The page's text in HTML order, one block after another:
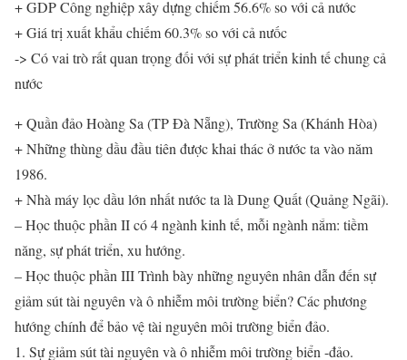
+ GDP Công nghiệp xây dựng chiếm 56.6% so với cả nước
+ Giá trị xuất khẩu chiếm 60.3% so với cả nưốc
-> Có vai trò rất quan trọng đối với sự phát triển kinh tế chung cả
nước
+ Quần đảo Hoàng Sa (TP Đà Nẵng), Trường Sa (Khánh Hòa)
+ Những thùng dầu đầu tiên được khai thác ở nước ta vào năm
1986.
+ Nhà máy lọc dầu lớn nhất nước ta là Dung Quất (Quảng Ngãi).
– Học thuộc phần II có 4 ngành kinh tế, mỗi ngành nắm: tiềm
năng, sự phát triển, xu hướng.
– Học thuộc phần III Trình bày những nguyên nhân dẫn đến sự
giảm sút tài nguyên và ô nhiễm môi trường biển? Các phương
hướng chính để bảo vệ tài nguyên môi trường biển đảo.
1. Sự giảm sút tài nguyên và ô nhiễm môi trường biển -đảo.